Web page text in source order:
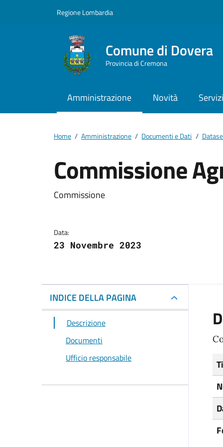
Regione Lombardia
Comune di Dovera
Provincia di Cremona
Amministrazione Novità Servizi
Home / Amministrazione / Documenti e Dati /
Commissione
Dettagli del
Commissione
Data:
23 Novembre 2023
INDICE DELLA PAGINA
Descrizione
Documenti
Ufficio responsabile